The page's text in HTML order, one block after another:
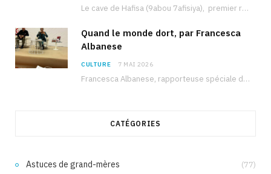
Le cave de Hafisa (9abou 7afisiya), premier roman du journaliste tunisien Mohamed Amine Ben Hlel,…
Quand le monde dort, par Francesca
Albanese
CULTURE 7 MAI 2026
Francesca Albanese, rapporteuse spéciale de l’ONU sur les territoires palestiniens occupés, était à Tunis pour…
CATÉGORIES
Astuces de grand-mères (77)